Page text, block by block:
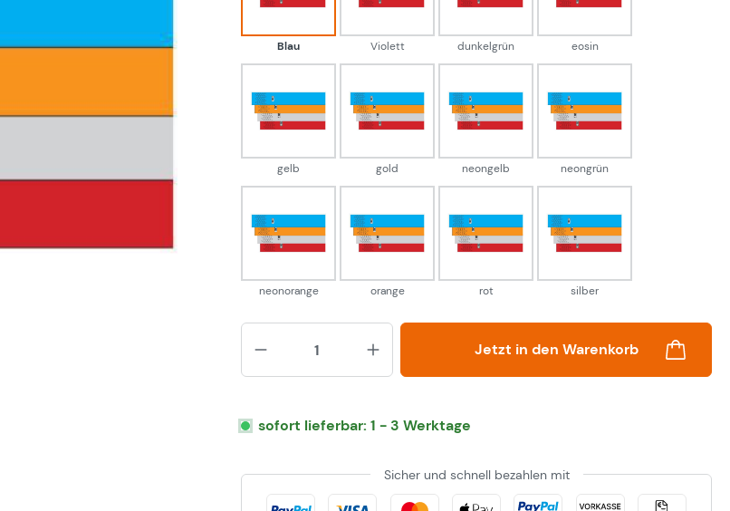
Blau Violett dunkelgrün eosin
gelb
gelb
gold
gold
neongelb
neongelb
neongrün
neongrün
neonorange
neonorange
orange
orange
rot
rot
silber
silber
Produkt Anzahl: Gib den
Jetzt in den Warenkorb
sofort lieferbar: 1 - 3 Werktage
Sicher und schnell bezahlen mit